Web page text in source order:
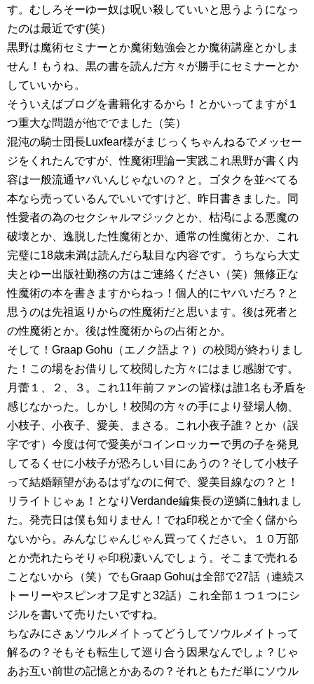
す。むしろそーゆー奴は呪い殺していいと思うようになっ
たのは最近です(笑）
黒野は魔術セミナーとか魔術勉強会とか魔術講座とかしま
せん！もうね、黒の書を読んだ方々が勝手にセミナーとか
していいから。
そういえばブログを書籍化するから！とかいってますが１
つ重大な問題が他ででました（笑）
混沌の騎士団長Luxfear様がまじっくちゃんねるでメッセー
ジをくれたんですが、性魔術理論ー実践これ黒野が書く内
容は一般流通ヤバいんじゃないの？と。ゴタクを並べてる
本なら売っているんでいいですけど、昨日書きました。同
性愛者の為のセクシャルマジックとか、枯渇による悪魔の
破壊とか、逸脱した性魔術とか、通常の性魔術とか、これ
完璧に18歳未満は読んだら駄目な内容です。うちなら大丈
夫とゆー出版社勤務の方はご連絡ください（笑）無修正な
性魔術の本を書きますからねっ！個人的にヤバいだろ？と
思うのは先祖返りからの性魔術だと思います。後は死者と
の性魔術とか。後は性魔術からの占術とか。
そして！Graap Gohu（エノク語よ？）の校閲が終わりまし
た！この場をお借りして校閲した方々にはまじ感謝です。
月蕾１、２、３。これ11年前ファンの皆様は誰1名も矛盾を
感じなかった。しかし！校閲の方々の手により登場人物、
小枝子、小夜子、愛美、まさる。これ小夜子誰？とか（誤
字です）今度は何で愛美がコインロッカーで男の子を発見
してるくせに小枝子が恐ろしい目にあうの？そして小枝子
って結婚願望があるはずなのに何で、愛美目線なの？と！
リライトじゃぁ！となりVerdande編集長の逆鱗に触れまし
た。発売日は僕も知りません！でね印税とかで全く儲から
ないから。みんなじゃんじゃん買ってください。１０万部
とか売れたらそりゃ印税凄いんでしょう。そこまで売れる
ことないから（笑）でもGraap Gohuは全部で27話（連続ス
トーリーやスピンオフ足すと32話）これ全部１つ１つにシ
ジルを書いて売りたいですね。
ちなみにさぁソウルメイトってどうしてソウルメイトって
解るの？そもそも転生して巡り合う因果なんでしょ？じゃ
あお互い前世の記憶とかあるの？それともただ単にソウル